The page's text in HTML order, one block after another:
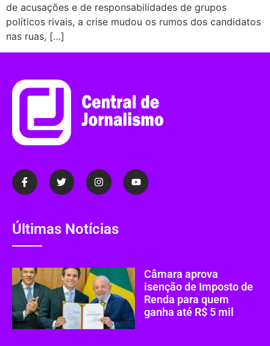
de acusações e de responsabilidades de grupos
políticos rivais, a crise mudou os rumos dos candidatos
nas ruas, […]
Últimas Notícias
Câmara aprova
isenção de Imposto de
Renda para quem
ganha até R$ 5 mil